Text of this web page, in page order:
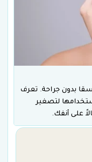
بدون جراحة. تعرف
لتصغير
على أنفك.